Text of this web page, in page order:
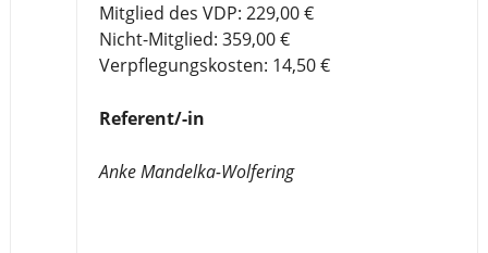
Mitglied des VDP: 229,00 €
Nicht-Mitglied: 359,00 €
Verpflegungskosten: 14,50 €
Referent/-in
Anke Mandelka-Wolfering